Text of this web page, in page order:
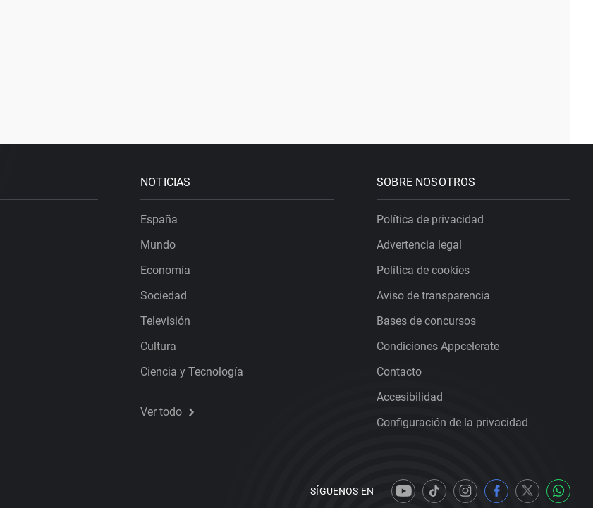
NOTICIAS
España
Mundo
Economía
Sociedad
Televisión
Cultura
Ciencia y Tecnología
Ver todo
SOBRE NOSOTROS
Política de privacidad
Advertencia legal
Política de cookies
Aviso de transparencia
Bases de concursos
Condiciones Appcelerate
Contacto
Accesibilidad
Configuración de la privacidad
SÍGUENOS EN